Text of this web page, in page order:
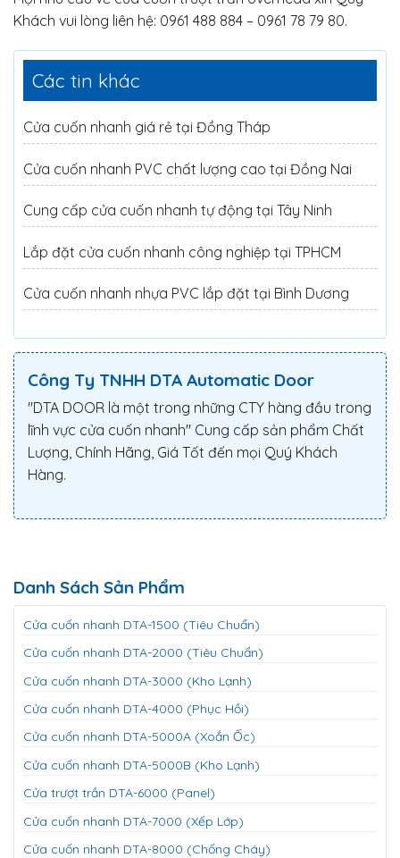
Khách vui lòng liên hệ: 0961 488 884 – 0961 78 79 80.
Các tin khác
Cửa cuốn nhanh giá rẻ tại Đồng Tháp
Cửa cuốn nhanh PVC chất lượng cao tại Đồng Nai
Cung cấp cửa cuốn nhanh tự động tại Tây Ninh
Lắp đặt cửa cuốn nhanh công nghiệp tại TPHCM
Cửa cuốn nhanh nhựa PVC lắp đặt tại Bình Dương
Công Ty TNHH DTA Automatic Door
"DTA DOOR là một trong những CTY hàng đầu trong
lĩnh vực cửa cuốn nhanh" Cung cấp sản phẩm Chất
Lượng, Chính Hãng, Giá Tốt đến mọi Quý Khách
Hàng.
Danh Sách Sản Phẩm
Cửa cuốn nhanh DTA-1500 (Tiêu Chuẩn)
Cửa cuốn nhanh DTA-2000 (Tiêu Chuẩn)
Cửa cuốn nhanh DTA-3000 (Kho Lạnh)
Cửa cuốn nhanh DTA-4000 (Phục Hồi)
Cửa cuốn nhanh DTA-5000A (Xoắn Ốc)
Cửa cuốn nhanh DTA-5000B (Kho Lạnh)
Cửa trượt trần DTA-6000 (Panel)
Cửa cuốn nhanh DTA-7000 (Xếp Lớp)
Cửa cuốn nhanh DTA-8000 (Chống Cháy)